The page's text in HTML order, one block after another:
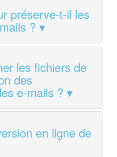
préserve-t-il les
?
les fichiers de
des
e-mails ?
en ligne de